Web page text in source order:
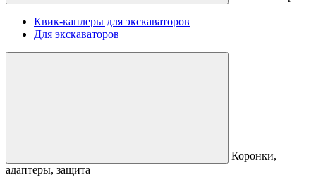
Квик-каплеры для экскаваторов
Для экскаваторов
Коронки,
адаптеры, защита